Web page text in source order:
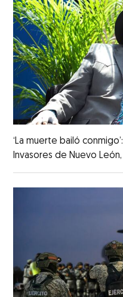
‘La muerte bailó
Invasores de Nuevo